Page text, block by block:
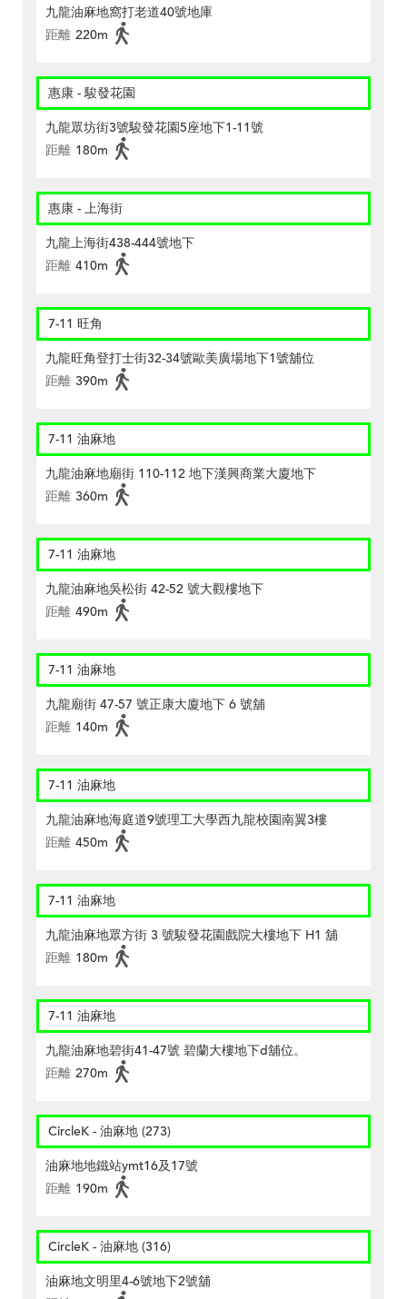
九龍油麻地窩打老道40號地庫
距離 220m
惠康 - 駿發花園
九龍眾坊街3號駿發花園5座地下1-11號
距離 180m
惠康 - 上海街
九龍上海街438-444號地下
距離 410m
7-11 旺角
九龍旺角登打士街32-34號歐美廣場地下1號舖位
距離 390m
7-11 油麻地
九龍油麻地廟街 110-112 地下漢興商業大廈地下
距離 360m
7-11 油麻地
九龍油麻地吳松街 42-52 號大觀樓地下
距離 490m
7-11 油麻地
九龍廟街 47-57 號正康大廈地下 6 號舖
距離 140m
7-11 油麻地
九龍油麻地海庭道9號理工大學西九龍校園南翼3樓
距離 450m
7-11 油麻地
九龍油麻地眾方街 3 號駿發花園戲院大樓地下 H1 舖
距離 180m
7-11 油麻地
九龍油麻地碧街41-47號 碧蘭大樓地下d舖位。
距離 270m
CircleK - 油麻地 (273)
油麻地地鐵站ymt16及17號
距離 190m
CircleK - 油麻地 (316)
油麻地文明里4-6號地下2號舖